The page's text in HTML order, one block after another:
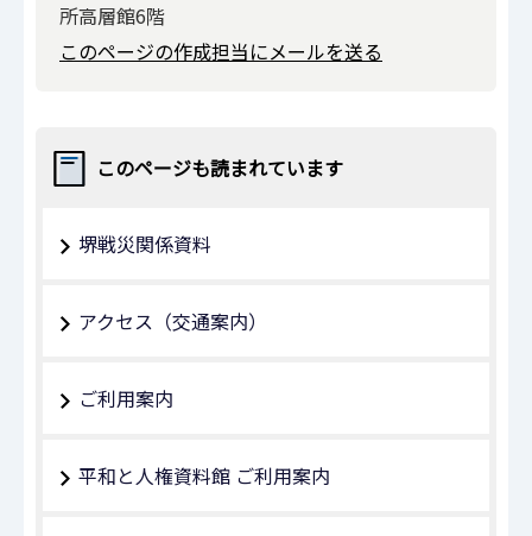
所高層館6階
このページの作成担当にメールを送る
このページも読まれています
堺戦災関係資料
アクセス（交通案内）
ご利用案内
平和と人権資料館 ご利用案内